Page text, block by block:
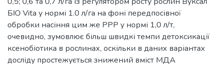
БІО Vita у нормі 1.0 л/га на фоні передпосівної
обробки насіння цим же РРР у нормі 1,0 л/т,
очевидно, зумовлює більш швидкі темпи детоксикації
ксенобіотика в рослинах, оскільки в даних варіантах
досліду простежується знижений вміст МДА